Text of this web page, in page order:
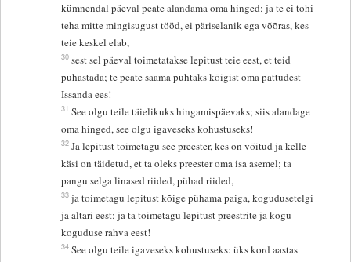
kümnendal päeval peate alandama oma hinged; ja te ei tohi
teha mitte mingisugust tööd, ei päriselanik ega võõras, kes
teie keskel elab,
30 sest sel päeval toimetatakse lepitust teie eest, et teid
puhastada; te peate saama puhtaks kõigist oma pattudest
Issanda ees!
31 See olgu teile täielikuks hingamispäevaks; siis alandage
oma hinged, see olgu igaveseks kohustuseks!
32 Ja lepitust toimetagu see preester, kes on võitud ja kelle
käsi on täidetud, et ta oleks preester oma isa asemel; ta
pangu selga linased riided, pühad riided,
33 ja toimetagu lepitust kõige pühama paiga, kogudusetelgi
ja altari eest; ja ta toimetagu lepitust preestrite ja kogu
koguduse rahva eest!
34 See olgu teile igaveseks kohustuseks: üks kord aastas